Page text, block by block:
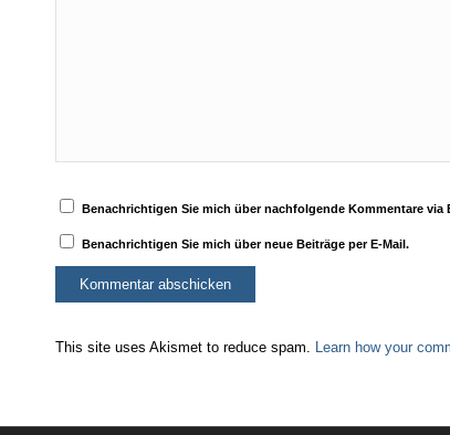
Benachrichtigen Sie mich über nachfolgende Kommentare via
Benachrichtigen Sie mich über neue Beiträge per E-Mail.
This site uses Akismet to reduce spam. Learn how your